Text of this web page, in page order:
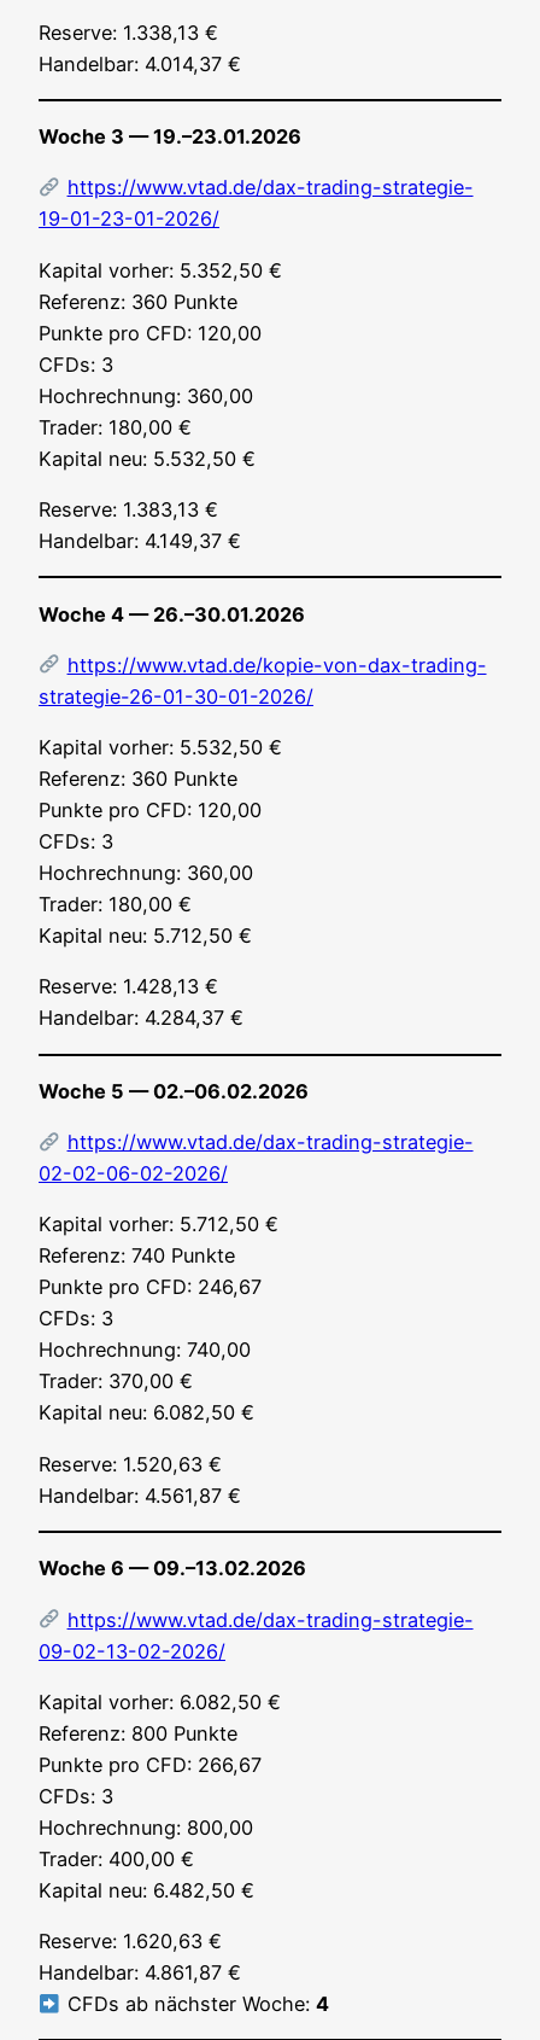
Reser­ve: 1.338,13 €
Han­del­bar: 4.014,37 €
Woche 3 — 19.–23.01.2026
https://www.vtad.de/dax-trading-strategie-
19-01-23-01-2026/
Kapi­tal vor­her: 5.352,50 €
Refe­renz: 360 Punk­te
Punk­te pro CFD: 120,00
CFDs: 3
Hoch­rech­nung: 360,00
Trader: 180,00 €
Kapi­tal neu: 5.532,50 €
Reser­ve: 1.383,13 €
Han­del­bar: 4.149,37 €
Woche 4 — 26.–30.01.2026
https://www.vtad.de/kopie-von-dax-trading-
strategie-26-01-30-01-2026/
Kapi­tal vor­her: 5.532,50 €
Refe­renz: 360 Punk­te
Punk­te pro CFD: 120,00
CFDs: 3
Hoch­rech­nung: 360,00
Trader: 180,00 €
Kapi­tal neu: 5.712,50 €
Reser­ve: 1.428,13 €
Han­del­bar: 4.284,37 €
Woche 5 — 02.–06.02.2026
https://www.vtad.de/dax-trading-strategie-
02-02-06-02-2026/
Kapi­tal vor­her: 5.712,50 €
Refe­renz: 740 Punk­te
Punk­te pro CFD: 246,67
CFDs: 3
Hoch­rech­nung: 740,00
Trader: 370,00 €
Kapi­tal neu: 6.082,50 €
Reser­ve: 1.520,63 €
Han­del­bar: 4.561,87 €
Woche 6 — 09.–13.02.2026
https://www.vtad.de/dax-trading-strategie-
09-02-13-02-2026/
Kapi­tal vor­her: 6.082,50 €
Refe­renz: 800 Punk­te
Punk­te pro CFD: 266,67
CFDs: 3
Hoch­rech­nung: 800,00
Trader: 400,00 €
Kapi­tal neu: 6.482,50 €
Reser­ve: 1.620,63 €
Han­del­bar: 4.861,87 €
CFDs ab nächs­ter Woche: 4